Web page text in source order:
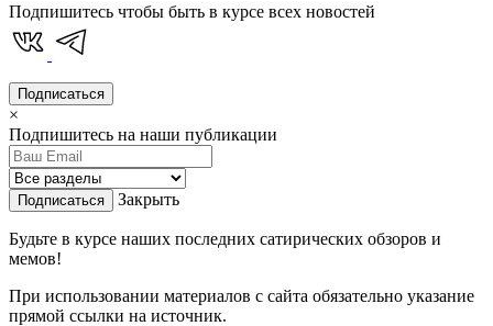
Подпишитесь чтобы быть в курсе всех новостей
Подписаться
×
Подпишитесь на наши публикации
Подписаться Закрыть
Будьте в курсе наших последних сатирических обзоров и
мемов!
При использовании материалов с сайта обязательно указание
прямой ссылки на источник.